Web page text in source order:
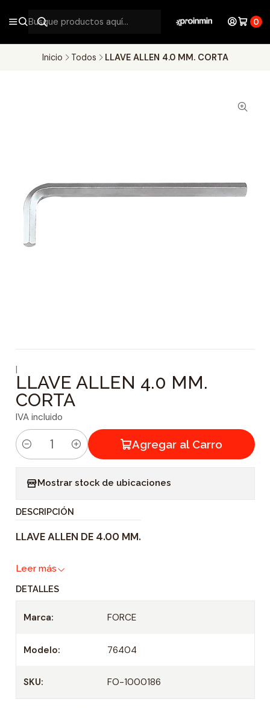
0
Inicio Todos LLAVE ALLEN 4.0 MM. CORTA
|
LLAVE ALLEN 4.0 MM.
CORTA
IVA incluido
C
i
d
d
Agregar al Carro
Mostrar stock de ubicaciones
DESCRIPCIÓN
LLAVE ALLEN DE 4.00 MM.
Leer más
DETALLES
Marca: FORCE
Modelo: 76404
SKU: FO-1000186